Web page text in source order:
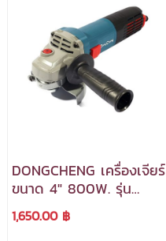
DONGCHENG เครื่องเจียร์
ขนาด 4" 800W. รุ่น
DSM17-100B ***สามารถ
ออกใบกำกับภาษีได้***
1,650.00 ฿